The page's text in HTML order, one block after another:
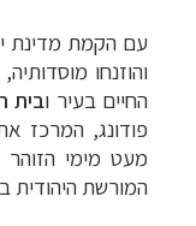
עם הקמת מדינת
והוזנחו
החיים בעיר ובית
פודונג, המרכז
מעט מימי הזוהר
המורשת היהודית